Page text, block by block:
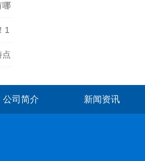
哪
1
点
公司简介 新闻资讯